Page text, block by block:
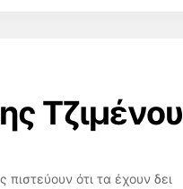
Τζιμένου
ότι τα έχουν δει